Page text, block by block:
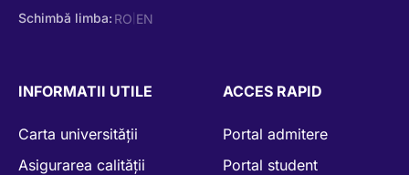
Schimbă limba: RO EN
INFORMATII UTILE
Carta universității
Asigurarea calității
ACCES RAPID
Portal admitere
Portal student